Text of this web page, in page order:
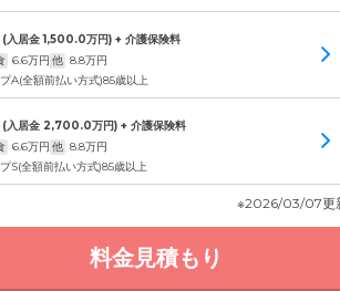
(入居金1,500.0万円) + 介護保険料
6.6万円 他 8.8万円
A(全額前払い方式)85歳以上
(入居金 2,700.0万円) + 介護保険料
6.6万円 他 8.8万円
S(全額前払い方式)85歳以上
※2026/03/07更
料金見積もり